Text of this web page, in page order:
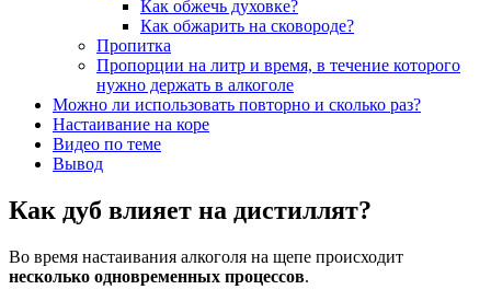
Как обжечь духовке?
Как обжарить на сковороде?
Пропитка
Пропорции на литр и время, в течение которого
нужно держать в алкоголе
Можно ли использовать повторно и сколько раз?
Настаивание на коре
Видео по теме
Вывод
Как дуб влияет на дистиллят?
Во время настаивания алкоголя на щепе происходит
несколько одновременных процессов.